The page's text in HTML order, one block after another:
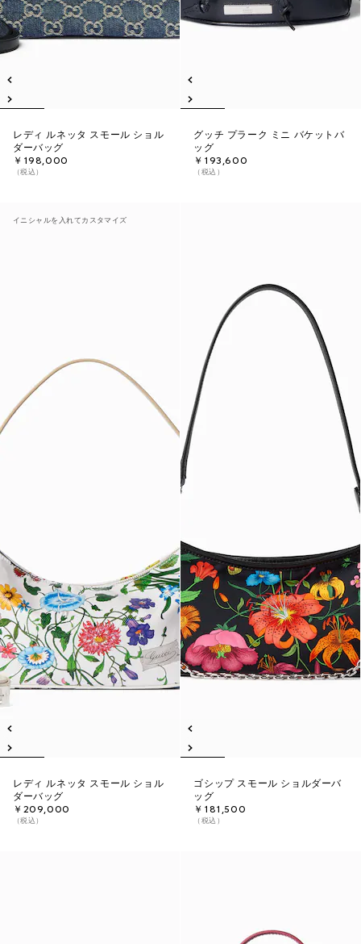
レディ ルネッタ スモール ショル
ダーバッグ
￥198,000
（税込）
グッチ プラーク ミニ バケットバ
ッグ
￥193,600
（税込）
イニシャルを入れてカスタマイズ
レディ ルネッタ スモール ショル
ダーバッグ
￥209,000
（税込）
ゴシップ スモール ショルダーバ
ッグ
￥181,500
（税込）